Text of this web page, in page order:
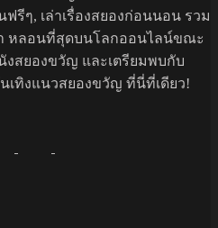
รีๆ, เล่าเรื่องสยองก่อนนอน รวม
หลอนที่สุดบนโลกออนไลน์ขณะ
งสยองขวัญ และเตรียมพบกับ
นเทิงแนวสยองขวัญ ที่นี่ที่เดียว!